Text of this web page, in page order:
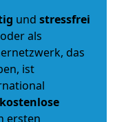
und stressfrei
oder als
das
ist
ersten